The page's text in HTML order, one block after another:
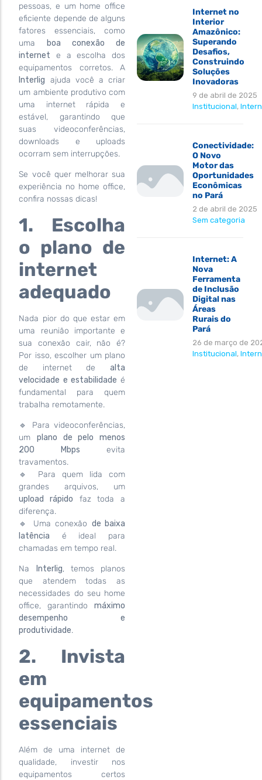
pessoas, e um home office
eficiente depende de alguns
fatores essenciais, como
uma
boa conexão de
internet e a escolha dos
equipamentos corretos. A
Interlig ajuda você a criar
um ambiente produtivo com
uma internet rápida e
estável, garantindo que
suas videoconferências,
downloads e uploads
ocorram sem interrupções.
Se você quer melhorar sua
experiência no home office,
confira nossas dicas!
1. Escolha
o plano de
internet
adequado
Nada pior do que estar em
uma reunião importante e
sua conexão cair, não é?
Por isso, escolher um plano
de internet de alta
velocidade e estabilidade é
fundamental para quem
trabalha remotamente.
🔹 Para videoconferências,
umplano de pelo menos
200 Mbps evita
travamentos.
🔹 Para quem lida com
grandes arquivos, um
upload rápido faz toda a
diferença.
🔹 Uma conexão de baixa
latência é ideal para
chamadas em tempo real.
Na Interlig, temos planos
que atendem todas as
necessidades do seu home
office, garantindo máximo
desempenho e
produtividade.
2. Invista
em
equipamentos
essenciais
Além de uma internet de
qualidade, investir nos
equipamentos certos
Internet no
Interior
Amazônico:
Superando
Desafios,
Construindo
Soluções
Inovadoras
9 de abril de 2025
Institucional,
Conectividade:
O Novo
Motor das
Oportunidades
Econômicas
no Pará
2 de abril de 2025
Sem categoria
Internet: A
Nova
Ferramenta
de Inclusão
Digital nas
Áreas
Rurais do
Pará
26 de março de
Institucional,